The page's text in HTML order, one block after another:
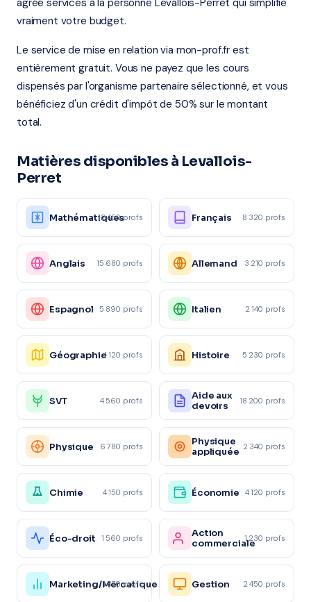
agréé services à la personne Levallois-Perret qui simplifie
vraiment votre budget.
Le service de mise en relation via mon-prof.fr est
entièrement gratuit. Vous ne payez que les cours
dispensés par l'organisme partenaire sélectionné, et vous
bénéficiez d'un crédit d'impôt de 50% sur le montant
total.
Matières disponibles à Levallois-
Perret
Mathématiques
12 450 profs Français 8 320 profs
Anglais 15 680 profs Allemand 3 210 profs
Espagnol 5 890 profs Italien 2 140 profs
Géographie4 120 profs Histoire 5 230 profs
SVT 4 560 profs
Aide aux
devoirs
18 200 profs
Physique 6 780 profs
Physique
appliquée 2 340 profs
Chimie 4 150 profs Économie 4 120 profs
Éco-droit 1 560 profs
Action
commerciale1 230 profs
Marketing/Mercatique
1 870 profs Gestion 2 450 profs